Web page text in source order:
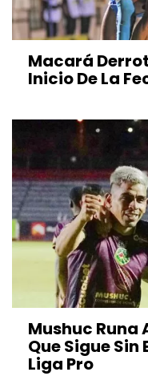
Macará
Inicio De La
Mushuc Runa
Que Sigue Sin
Liga Pro